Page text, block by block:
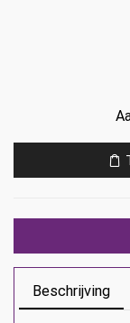
Beschrijving